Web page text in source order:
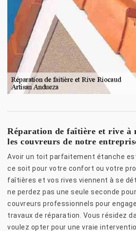
Réparation de faîtière et rive à
les couvreurs de notre
Avoir un toit parfaitement étanche
ce soit pour votre confort ou votre
faîtières et vos rives viennent à se
ne perdez pas une seule seconde
couvreurs professionnels pour
travaux de réparation. Vous résidez
voulez opter pour une vraie